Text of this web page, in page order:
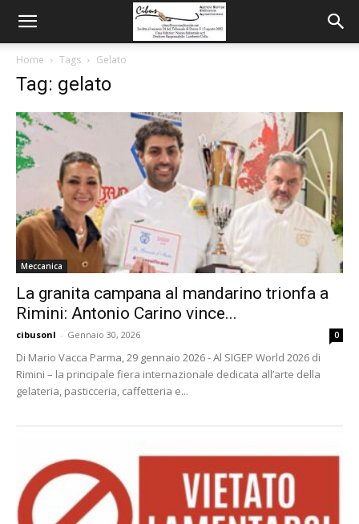
Home Tags Gelato
Tag: gelato
Meccanica
La granita campana al mandarino trionfa a
Rimini: Antonio Carino vince...
cibusonl - Gennaio 30, 2026 0
Di Mario Vacca Parma, 29 gennaio 2026 - Al SIGEP World 2026 di
Rimini – la principale fiera internazionale dedicata all’arte della
gelateria, pasticceria, caffetteria e...